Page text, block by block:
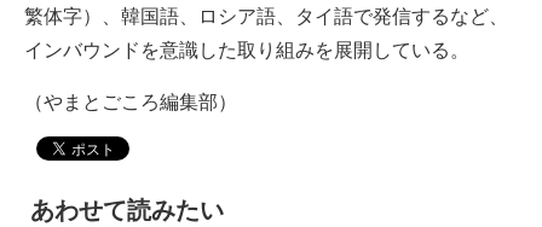
繁体字）、韓国語、ロシア語、タイ語で発信するなど、
インバウンドを意識した取り組みを展開している。
（やまとごころ編集部）
あわせて読みたい